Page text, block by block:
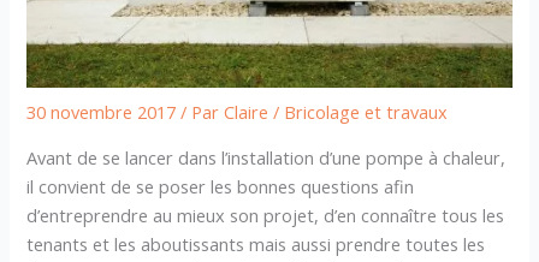
30 novembre 2017/ ParClaire/ Bricolage et travaux
Avant de se lancer dans l’installation d’une pompe à chaleur,
il convient de se poser les bonnes questions afin
d’entreprendre au mieux son projet, d’en connaître tous les
tenants et les aboutissants mais aussi prendre toutes les